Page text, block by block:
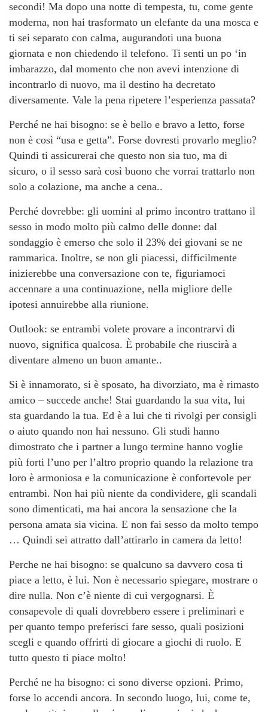
secondi! Ma dopo una notte di tempesta, tu, come gente
moderna, non hai trasformato un elefante da una mosca e
ti sei separato con calma, augurandoti una buona
giornata e non chiedendo il telefono. Ti senti un po ‘in
imbarazzo, dal momento che non avevi intenzione di
incontrarlo di nuovo, ma il destino ha decretato
diversamente. Vale la pena ripetere l’esperienza passata?
Perché ne hai bisogno: se è bello e bravo a letto, forse
non è così “usa e getta”. Forse dovresti provarlo meglio?
Quindi ti assicurerai che questo non sia tuo, ma di
sicuro, o il sesso sarà così buono che vorrai trattarlo non
solo a colazione, ma anche a cena..
Perché dovrebbe: gli uomini al primo incontro trattano il
sesso in modo molto più calmo delle donne: dal
sondaggio è emerso che solo il 23% dei giovani se ne
rammarica. Inoltre, se non gli piacessi, difficilmente
inizierebbe una conversazione con te, figuriamoci
accennare a una continuazione, nella migliore delle
ipotesi annuirebbe alla riunione.
Outlook: se entrambi volete provare a incontrarvi di
nuovo, significa qualcosa. È probabile che riuscirà a
diventare almeno un buon amante..
Si è innamorato, si è sposato, ha divorziato, ma è rimasto
amico – succede anche! Stai guardando la sua vita, lui
sta guardando la tua. Ed è a lui che ti rivolgi per consigli
o aiuto quando non hai nessuno. Gli studi hanno
dimostrato che i partner a lungo termine hanno voglie
più forti l’uno per l’altro proprio quando la relazione tra
loro è armoniosa e la comunicazione è confortevole per
entrambi. Non hai più niente da condividere, gli scandali
sono dimenticati, ma hai ancora la sensazione che la
persona amata sia vicina. E non fai sesso da molto tempo
… Quindi sei attratto dall’attirarlo in camera da letto!
Perche ne hai bisogno: se qualcuno sa davvero cosa ti
piace a letto, è lui. Non è necessario spiegare, mostrare o
dire nulla. Non c’è niente di cui vergognarsi. È
consapevole di quali dovrebbero essere i preliminari e
per quanto tempo preferisci fare sesso, quali posizioni
scegli e quando offrirti di giocare a giochi di ruolo. E
tutto questo ti piace molto!
Perché ne ha bisogno: ci sono diverse opzioni. Primo,
forse lo accendi ancora. In secondo luogo, lui, come te,